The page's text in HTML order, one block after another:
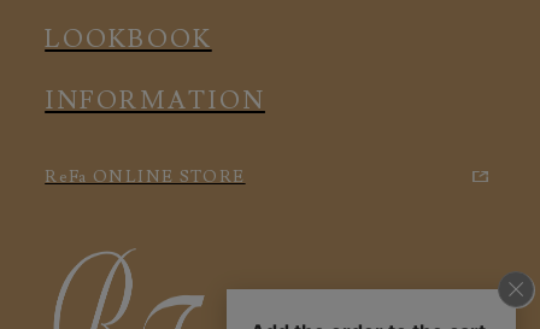
LOOKBOOK
INFORMATION
ReFa ONLINE STORE